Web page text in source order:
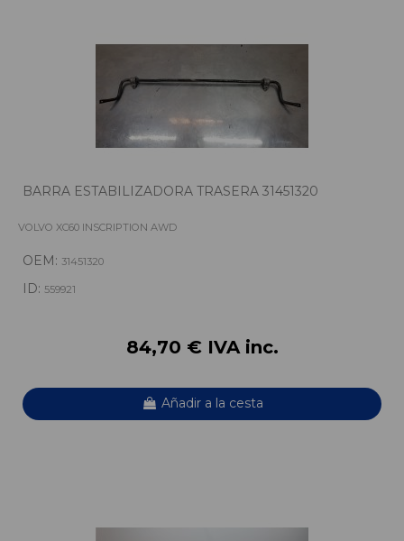
BARRA ESTABILIZADORA TRASERA 31451320
VOLVO XC60 INSCRIPTION AWD
OEM: 31451320
ID: 559921
84,70 € IVA inc.
Añadir a la cesta